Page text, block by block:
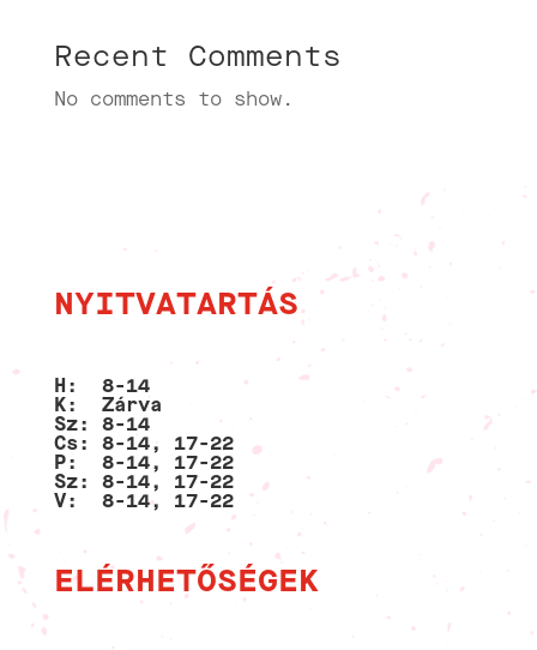
Recent Comments
No comments to show.
NYITVATARTÁS
H: 8-14
K: Zárva
Sz: 8-14
Cs: 8-14, 17-22
P: 8-14, 17-22
Sz: 8-14, 17-22
V: 8-14, 17-22
ELÉRHETŐSÉGEK